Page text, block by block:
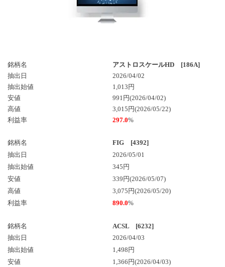
銘柄名
アストロスケールHD [186A]
抽出日
2026/04/02
抽出始値
1,013円
安値
991円(2026/04/02)
高値
3,015円(2026/05/22)
利益率
297.0%
銘柄名
FIG [4392]
抽出日
2026/05/01
抽出始値
345円
安値
339円(2026/05/07)
高値
3,075円(2026/05/20)
利益率
890.0%
銘柄名
ACSL [6232]
抽出日
2026/04/03
抽出始値
1,498円
安値
1,366円(2026/04/03)